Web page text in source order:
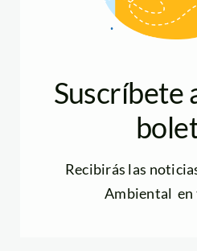
Suscríbete
Recibirás las
Ambiental en